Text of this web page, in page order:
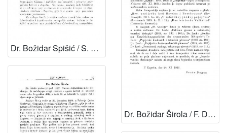
Dr. Božidar Spišić / S. Hondl, V. Varićak i V. Vouk
Dr. Božidar Širola / F. Dugan